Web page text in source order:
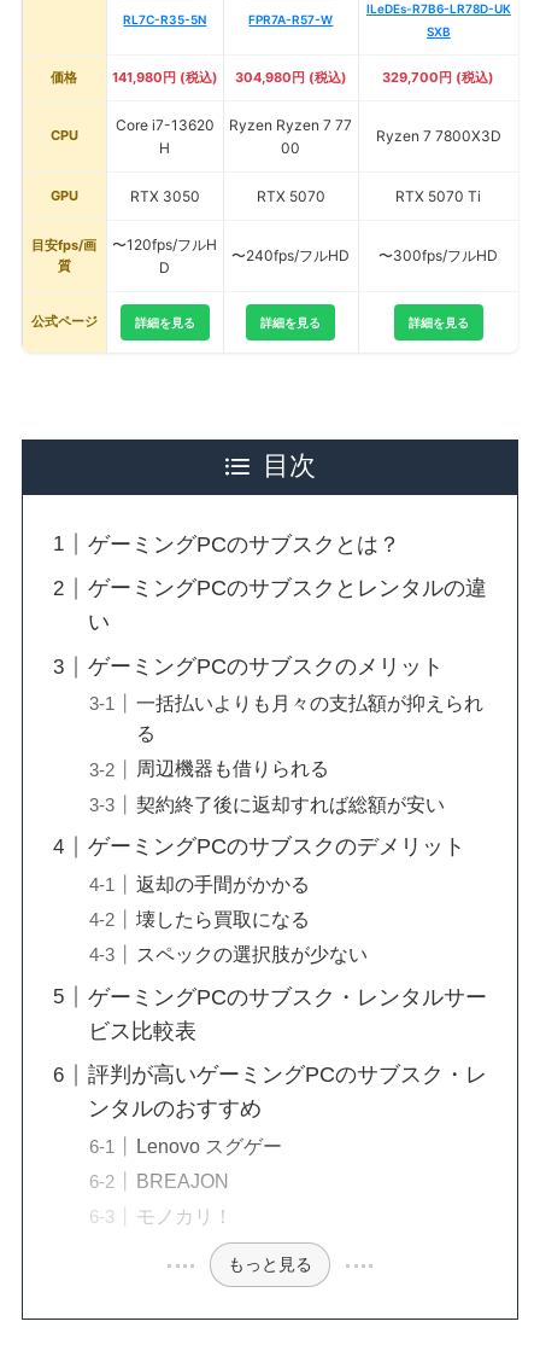
RL7C-R35-5N FPR7A-R57-W
ILeDEs-R7B6-LR78D-UK
SXB
価格 141,980円 (税込) 304,980円 (税込) 329,700円 (税込)
CPU
Core i7-13620
H
Ryzen Ryzen 7 77
00
Ryzen 7 7800X3D
GPU RTX 3050 RTX 5070 RTX 5070 Ti
目安fps/画
質
〜120fps/フルH
D
〜240fps/フルHD 〜300fps/フルHD
公式ページ 詳細を見る 詳細を見る 詳細を見る
目次
ゲーミングPCのサブスクとは？
ゲーミングPCのサブスクとレンタルの違
い
ゲーミングPCのサブスクのメリット
一括払いよりも月々の支払額が抑えられ
る
周辺機器も借りられる
契約終了後に返却すれば総額が安い
ゲーミングPCのサブスクのデメリット
返却の手間がかかる
壊したら買取になる
スペックの選択肢が少ない
ゲーミングPCのサブスク・レンタルサー
ビス比較表
評判が高いゲーミングPCのサブスク・レ
ンタルのおすすめ
Lenovo スグゲー
BREAJON
モノカリ！
もっと見る